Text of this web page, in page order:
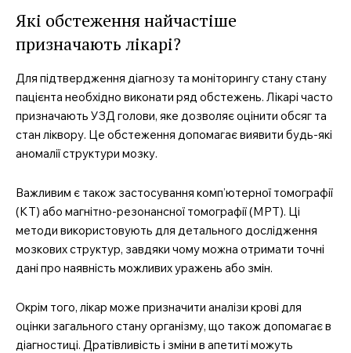
SUBSCRIBE NOW
Company
Про нас
Контакти
Які обстеження найчастіше
призначають лікарі?
Для підтвердження діагнозу та моніторингу стану стану
пацієнта необхідно виконати ряд обстежень. Лікарі часто
призначають УЗД голови, яке дозволяє оцінити обсяг та
стан ліквору. Це обстеження допомагає виявити будь-які
аномалії структури мозку.
Важливим є також застосування комп’ютерної томографії
(КТ) або магнітно-резонансної томографії (МРТ). Ці
методи використовують для детального дослідження
мозкових структур, завдяки чому можна отримати точні
дані про наявність можливих уражень або змін.
Окрім того, лікар може призначити аналізи крові для
оцінки загального стану організму, що також допомагає в
діагностиці. Дратівливість і зміни в апетиті можуть